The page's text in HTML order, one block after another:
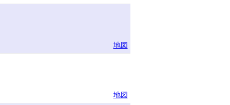
地図
地図